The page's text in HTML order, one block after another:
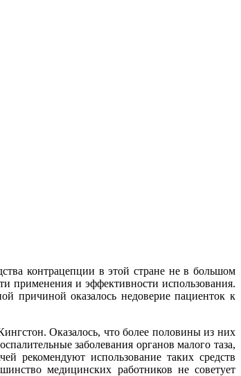
контрацепции в этой стране не в большом
применения и эффективности использования.
причиной оказалось недоверие пациенток к
Оказалось, что более половины из них
заболевания органов малого таза,
рекомендуют использование таких средств
медицинских работников не советует